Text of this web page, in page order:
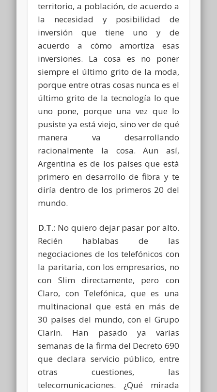
territorio, a población, de acuerdo a
la necesidad y posibilidad de
inversión que tiene uno y de
acuerdo a cómo amortiza esas
inversiones. La cosa es no poner
siempre el último grito de la moda,
porque entre otras cosas nunca es el
último grito de la tecnología lo que
uno pone, porque una vez que lo
pusiste ya está viejo, sino ver de qué
manera va desarrollando
racionalmente la cosa. Aun así,
Argentina es de los países que está
primero en desarrollo de fibra y te
diría dentro de los primeros 20 del
mundo.
D.T.: No quiero dejar pasar por alto.
Recién hablabas de las
negociaciones de los telefónicos con
la paritaria, con los empresarios, no
con Slim directamente, pero con
Claro, con Telefónica, que es una
multinacional que está en más de
30 países del mundo, con el Grupo
Clarín. Han pasado ya varias
semanas de la firma del Decreto 690
que declara servicio público, entre
otras cuestiones, las
telecomunicaciones. ¿Qué mirada